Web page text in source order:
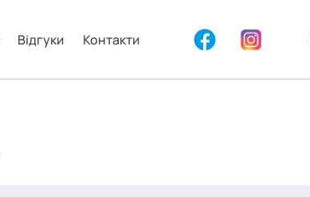
Відгуки Контакти